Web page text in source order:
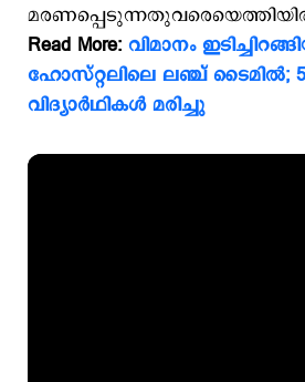
Read More: വിമാനം
ഹോസ്റ്റലിലെ ലഞ്ച്
വിദ്യാര്‍ഥികള്‍ മരിച്ചു